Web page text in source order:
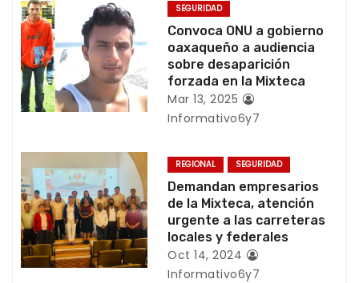
a
c
i
n
d
e
e
SEGURIDAD
Convoca ONU a gobierno
oaxaqueño a audiencia
sobre desaparición
forzada en la Mixteca
Mar 13, 2025
Informativo6y7
REGIONAL SEGURIDAD
Demandan empresarios
de la Mixteca, atención
urgente a las carreteras
locales y federales
Oct 14, 2024
Informativo6y7